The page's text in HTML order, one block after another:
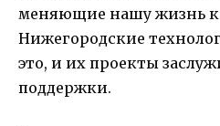
меняющие нашу жизнь к
Нижегородские
это, и их проекты
поддержки.